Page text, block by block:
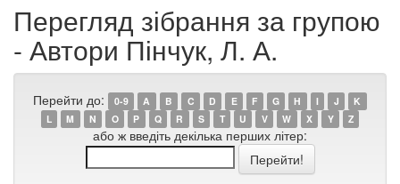
Перегляд зібрання за групою
- Автори Пінчук, Л. А.
Перейти до: 0-9 A B C D E F G H I J
K
L
M N O P Q R S T U V W X Y Z
або ж введіть декілька перших літер: